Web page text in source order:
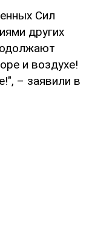
Сил
других
и воздухе!
– заявили в